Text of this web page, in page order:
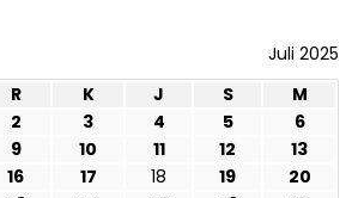
Juli 2025
R K J S
M
2 3 4 5
6
9 10 11 12
13
16 17 18 19
20